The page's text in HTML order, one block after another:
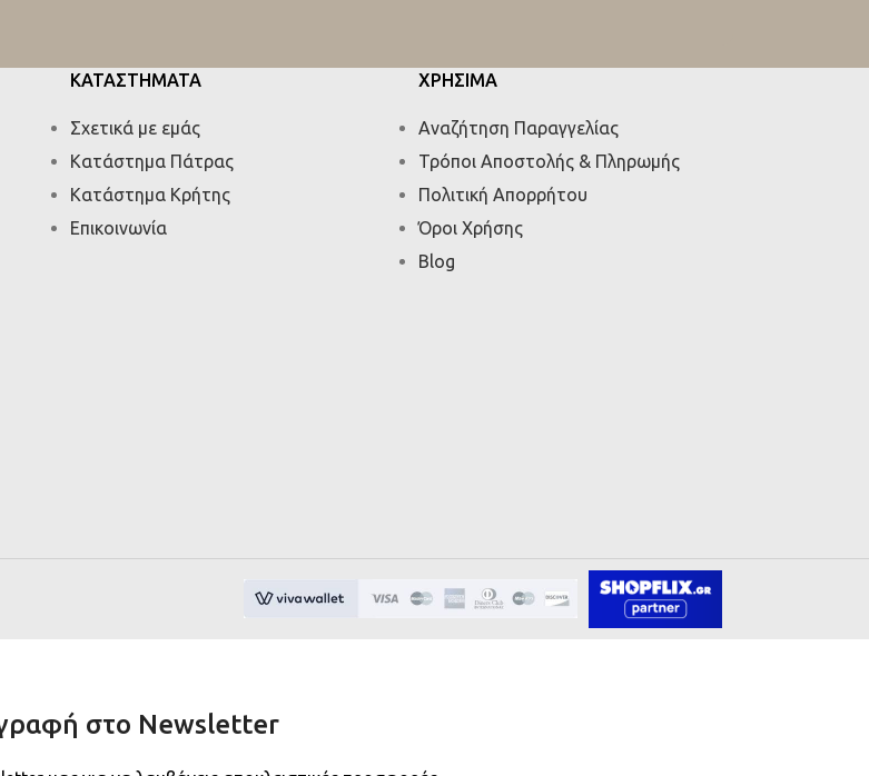
ΚΑΤΑΣΤΗΜΑΤΑ
Σχετικά με εμάς
Κατάστημα Πάτρας
Κατάστημα Κρήτης
Επικοινωνία
ΧΡΗΣΙΜΑ
Αναζήτηση Παραγγελίας
Τρόποι Αποστολής & Πληρωμής
Πολιτική Απορρήτου
Όροι Χρήσης
Blog
στο Newsletter